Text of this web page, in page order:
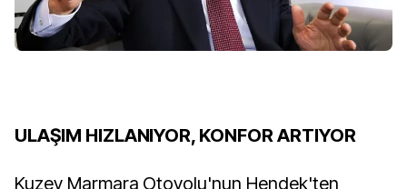
ULAŞIM HIZLANIYOR, KONFOR ARTIYOR
Kuzey Marmara Otoyolu'nun Hendek'ten